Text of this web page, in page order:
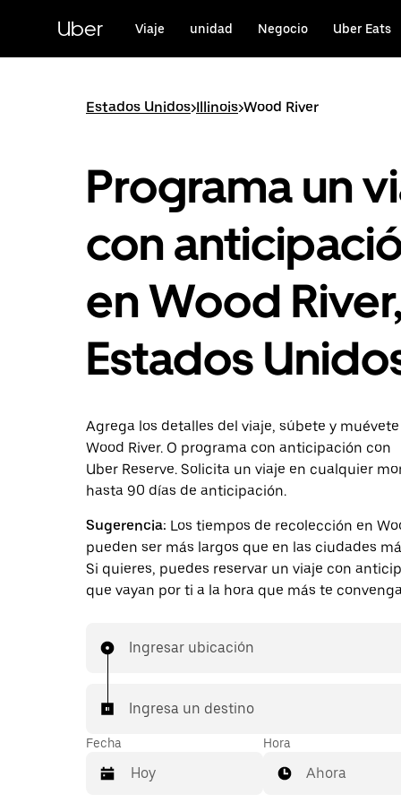
contenido
principal
Uber Viaje unidad Negocio Uber Eats
Estados Unidos>Illinois>Wood River
Programa un
con
en Wood River,
Estados
Agrega los detalles del viaje, súbete y
Wood River. O programa con anticipación con
Uber Reserve. Solicita un viaje en cualquier
hasta 90 días de anticipación.
Sugerencia: Los tiempos de recolección en
pueden ser más largos que en las ciudades
Si quieres, puedes reservar un viaje con
que vayan por ti a la hora que más te
Ingresar ubicación
Ingresa un destino
Fecha Hora
Ahora